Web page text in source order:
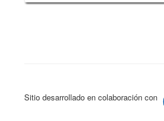
Sitio desarrollado en colaboración con